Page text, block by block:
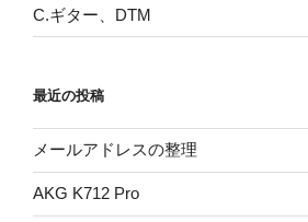
C.ギター、DTM
最近の投稿
メールアドレスの整理
AKG K712 Pro